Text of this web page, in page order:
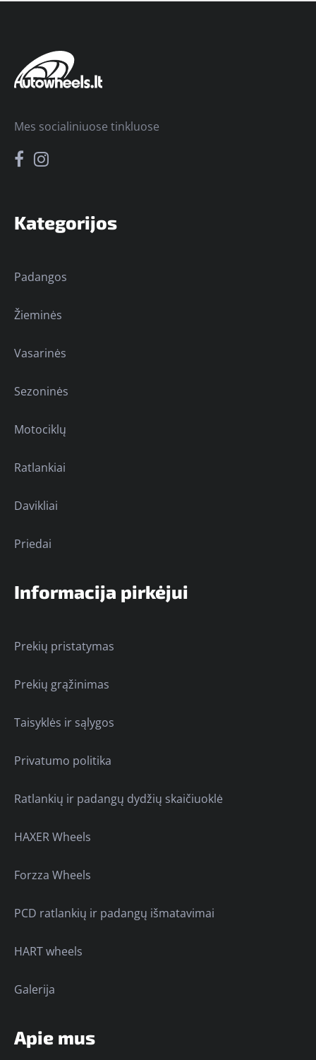
Kategorijos
Padangos
Žieminės
Vasarinės
Sezoninės
Motociklų
Ratlankiai
Davikliai
Priedai
Informacija pirkėjui
Prekių pristatymas
Prekių grąžinimas
Taisyklės ir sąlygos
Privatumo politika
Ratlankių ir padangų dydžių skaičiuoklė
HAXER Wheels
Forzza Wheels
PCD ratlankių ir padangų išmatavimai
HART wheels
Galerija
Apie mus
Mes socialiniuose tinkluose